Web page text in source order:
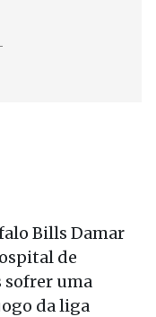
Bills Damar
de
sofrer uma
da liga